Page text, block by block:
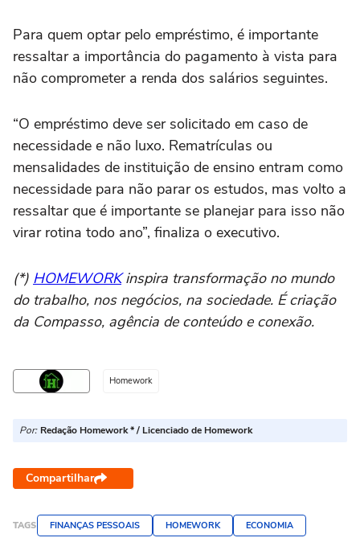
Para quem optar pelo empréstimo, é importante
ressaltar a importância do pagamento à vista para
não comprometer a renda dos salários seguintes.
“O empréstimo deve ser solicitado em caso de
necessidade e não luxo. Rematrículas ou
mensalidades de instituição de ensino entram como
necessidade para não parar os estudos, mas volto a
ressaltar que é importante se planejar para isso não
virar rotina todo ano”, finaliza o executivo.
(*) HOMEWORKinspira transformação no mundo
do trabalho, nos negócios, na sociedade. É criação
da Compasso, agência de conteúdo e conexão.
Homework
Por: Redação Homework * / Licenciado de Homework
Compartilhar
TAGS FINANÇAS PESSOAIS HOMEWORK ECONOMIA